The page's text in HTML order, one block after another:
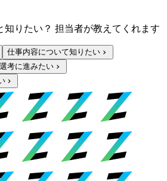
知りたい？ 担当者が教えてくれます
仕事内容について知りたい
選考に進みたい